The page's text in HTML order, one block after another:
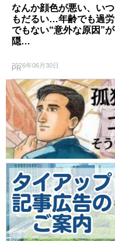
なんか顔色が悪い、いつ
もだるい…年齢でも過労
でもない“意外な原因”が
隠…
2026年06月30日
PR